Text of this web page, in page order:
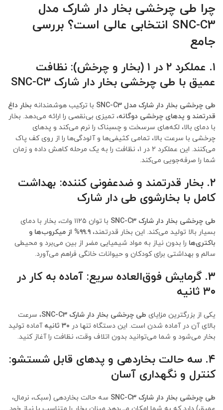
چرا طی چرخشی بخار دار شارک مدل
SNC-C3 انتخابی عالی است؟ بررسی
جامع
۱. عملکرد ۲ در ۱ (بخار و چرخش): نظافت
عمیق با طی چرخشی بخار دار شارک SNC-C3
طی چرخشی بخار دار شارک مدل SNC-C3 با ترکیب هوشمندانه بخار داغ
قدرتمند و پدهای چرخشی دوگانه، تمیزی بی‌نقصی را ارائه می‌دهد. بخار
با دمای بالا، لکه‌های سرسخت و چسبناک را نرم می‌کند و پدهای
چرخشی با سرعت بالا، تمامی کثیفی‌ها و آلودگی‌ها را از روی کف پاک
می‌کنند. این عملکرد ۲ در ۱، نظافت را به یک مرحله کاهش داده و زمان
شما را صرفه‌جویی می‌کند.
۲. بخار قدرتمند و ضدعفونی کننده: بهداشت
کامل با بخارشوی طی دار شارک
طی چرخشی بخار دار شارک SNC-C3
با توان ۱۱۲۵ وات، بخار با دمای
بسیار بالا تولید می‌کند. این بخار قدرتمند،
۹۹.۹% از میکروب‌ها و
باکتری‌ها را بدون نیاز به مواد شیمیایی مضر از بین می‌برد و محیطی
سالم و بهداشتی برای کودکان و حیوانات خانگی فراهم می‌آورد.
۳. گرمایش فوق‌العاده سریع: آماده به کار در
۳۰ ثانیه
یکی از بزرگترین مزایای طی چرخشی بخار دار شارک SNC-C3
، سرعت
بالای آن در آماده شدن است. این دستگاه تنها در ۳۰ ثانیه
آماده تولید
بخار می‌شود و شما می‌توانید بدون اتلاف وقت، نظافت را آغاز کنید.
۴. سه حالت بخاردهی و پدهای قابل شستشو:
کنترل و نگهداری آسان
طی چرخشی بخار دار شارک SNC-C3
سه حالت بخاردهی (سبک، نرمال،